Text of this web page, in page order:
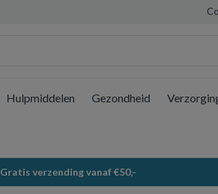
Hulpmiddelen Gezondheid
Gratis verzending vanaf €50,-